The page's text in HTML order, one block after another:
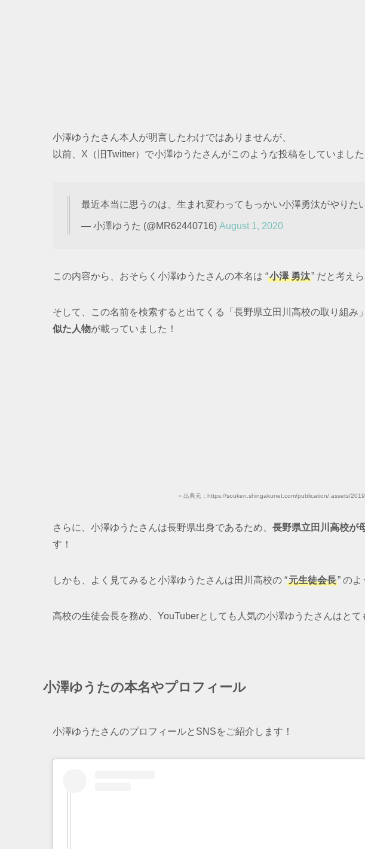
小澤ゆうたさん本人が明言したわけではありませんが、
以前、X（旧Twitter）で小澤ゆうたさんがこのような投稿をしていました
最近本当に思うのは、生まれ変わってもっかい小澤勇汰がやりた
— 小澤ゆうた (@MR62440716) August 1, 2020
この内容から、おそらく小澤ゆうたさんの本名は “小澤 勇汰” だと考え
そして、この名前を検索すると出てくる「長野県立田川高校の取り組み
似た人物が載っていました！
＜出典元：https://souken.shingakunet.com/publication/.assets/
さらに、小澤ゆうたさんは長野県出身であるため、 長野県立田川高校が
す！
しかも、よく見てみると小澤ゆうたさんは田川高校の “元生徒会長” のよ
高校の生徒会長を務め、YouTuberとしても人気の小澤ゆうたさんはとて
小澤ゆうたの本名やプロフィール
小澤ゆうたさんのプロフィールとSNSをご紹介します！